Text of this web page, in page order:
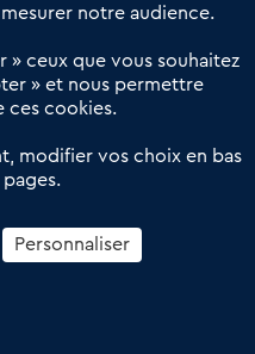
dédié aux transactions
service du commerce de
notre audience.
» ceux que vous souhaitez
» et nous permettre
ces cookies.
modifier vos choix en bas
Personnaliser